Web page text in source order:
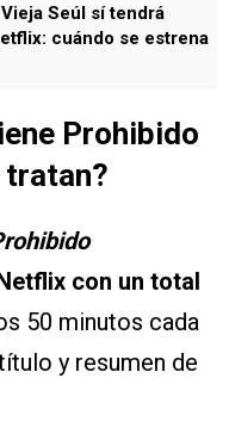
Seúl sí tendrá
cuándo se estrena
Prohibido
tratan?
con un total
50 minutos cada
y resumen de